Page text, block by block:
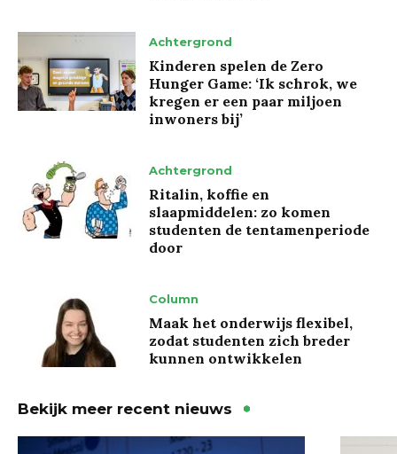
Achtergrond
Kinderen spelen de Zero
Hunger Game: ‘Ik schrok, we
kregen er een paar miljoen
inwoners bij’
Achtergrond
Ritalin, koffie en
slaapmiddelen: zo komen
studenten de tentamenperiode
door
Column
Maak het onderwijs flexibel,
zodat studenten zich breder
kunnen ontwikkelen
Bekijk meer recent nieuws